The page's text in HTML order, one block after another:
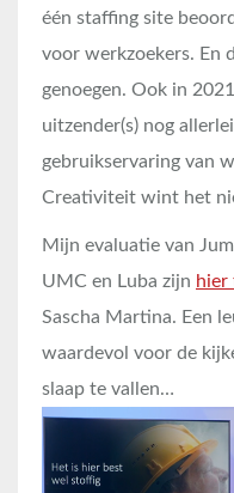
één staffing site
voor werkzoekers. En
genoegen. Ook in
uitzender(s) nog
gebruikservaring van
Creativiteit wint het
Mijn evaluatie van
UMC en Luba zijn hier
Sascha Martina. Een
waardevol voor de
slaap te vallen…